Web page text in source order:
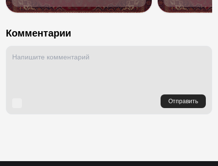
Комментарии
Отправить